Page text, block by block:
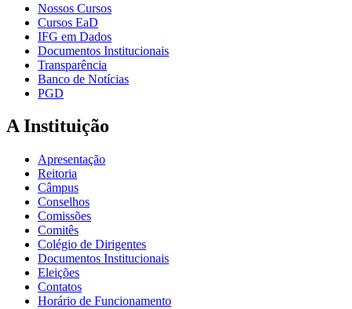
Nossos Cursos
Cursos EaD
IFG em Dados
Documentos Institucionais
Transparência
Banco de Notícias
PGD
A Instituição
Apresentação
Reitoria
Câmpus
Conselhos
Comissões
Comitês
Colégio de Dirigentes
Documentos Institucionais
Eleições
Contatos
Horário de Funcionamento